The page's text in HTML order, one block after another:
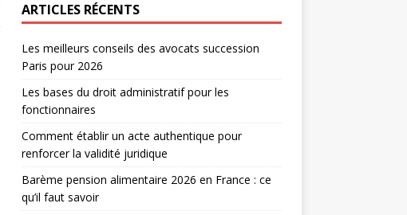
ARTICLES RÉCENTS
Les meilleurs conseils des avocats succession
Paris pour 2026
Les bases du droit administratif pour les
fonctionnaires
Comment établir un acte authentique pour
renforcer la validité juridique
Barème pension alimentaire 2026 en France : ce
qu’il faut savoir